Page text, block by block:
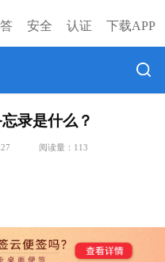
安全 认证 下载APP
录是什么？
阅读量： 113